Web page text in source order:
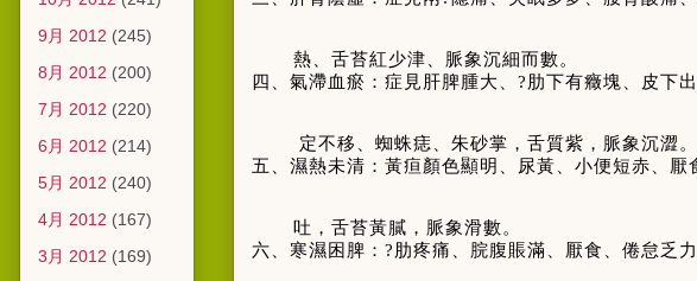
熱、舌苔紅少津、脈象沉細而數。
四、氣滯血瘀：症見肝脾腫大、?肋下有癥塊、皮下
定不移、蜘蛛痣、朱砂掌，舌質紫，脈象沉澀。
五、濕熱未清：黃疸顏色顯明、尿黃、小便短赤、厭
吐，舌苔黃膩，脈象滑數。
六、寒濕困脾：?肋疼痛、脘腹賬滿、厭食、倦怠乏
9月 2012 (245)
8月 2012 (200)
7月 2012 (220)
6月 2012 (214)
5月 2012 (240)
4月 2012 (167)
3月 2012 (169)